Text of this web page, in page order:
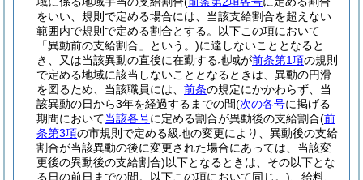
をいい、規則で定める場合には、当該支給割合を超えない
範囲内で規則で定める割合とする。以下この項において
「異動前の支給割合」という。)に達しないこととなると
き、又は当該異動の直後に在勤する地域が前条第1項の規則
で定める地域に該当しないこととなるときは、異動の円滑
を図るため、当該職員には、 前条の規定にかかわらず、当
該異動の日から3年を経過するまでの間(次の各号に掲げる
期間において当該各号に定める割合が異動後の支給割合(前
条第3項の市規則で定める級地の変更により、異動後の支給
割合が当該異動の後に変更された場合にあっては、当該変
更後の異動後の支給割合)以下となるときは、その以下とな
る日の前日までの間。以下この項において同じ。) 、給料、